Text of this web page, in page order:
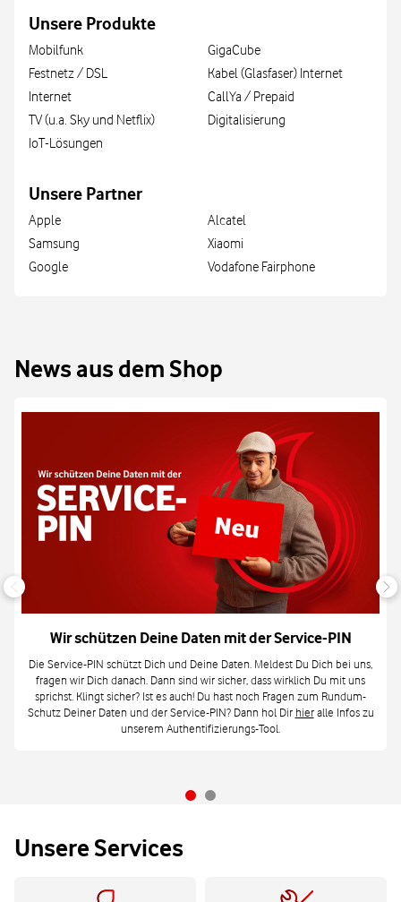
Unsere Produkte
Mobilfunk
Festnetz / DSL
Internet
TV (u.a. Sky und Netflix)
IoT-Lösungen
GigaCube
Kabel (Glasfaser) Internet
CallYa / Prepaid
Digitalisierung
Unsere Partner
Apple
Samsung
Google
Alcatel
Xiaomi
Vodafone Fairphone
News aus dem Shop
Wir schützen Deine Daten mit der Service-PIN
Die Service-PIN schützt Dich und Deine Daten. Meldest Du Dich bei uns,
fragen wir Dich danach. Dann sind wir sicher, dass wirklich Du mit uns
sprichst. Klingt sicher? Ist es auch! Du hast noch Fragen zum Rundum-
Schutz Deiner Daten und der Service-PIN? Dann hol Dir hieralle Infos zu
unserem Authentifizierungs-Tool.
Unsere Services